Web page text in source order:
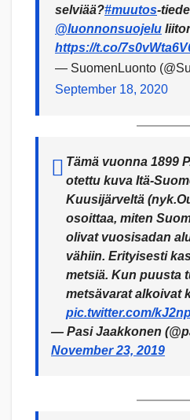
selviää?#muutos-
@luonnonsuojelu
https://t.co/
— SuomenLuonto
September 18, 2020
Tämä vuonna 1899
otettu kuva Itä-
Kuusijärveltä
osoittaa, miten
olivat vuosisadan
vähiin. Erityisesti
metsiä. Kun puusta
metsävarat alkoivat
pic.twitter.com/
— Pasi Jaakkonen
November 23, 2019